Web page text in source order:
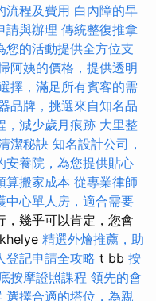
流程及費用 白內障的早
請與辦理 傳統整復推拿
您的活動提供全方位支
阿姨的價格，提供透明
擇，滿足所有賓客的需
品牌，挑選來自知名品
，減少歲月痕跡 大里整
潔秘訣 知名設計公司，
安養院，為您提供貼心
算搬家成本 從專業律師
中心單人房，適合需要
，幾乎可以肯定，您會
精選外燴推薦，助
登記申請全攻略 t bb 按
按摩證照課程 領先的會
選擇合適的塔位，為親